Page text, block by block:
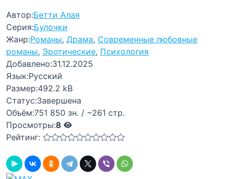
Автор:Бетти Алая
Серия:Булочки
Жанр:Романы, Драма, Современные любовные
романы, Эротические, Психология
Добавлено:31.12.2025
Язык:Русский
Размер:492.2 kB
Статус:Завершена
Объём:751 850 зн. / ~261 стр.
Просмотры:8
Рейтинг: